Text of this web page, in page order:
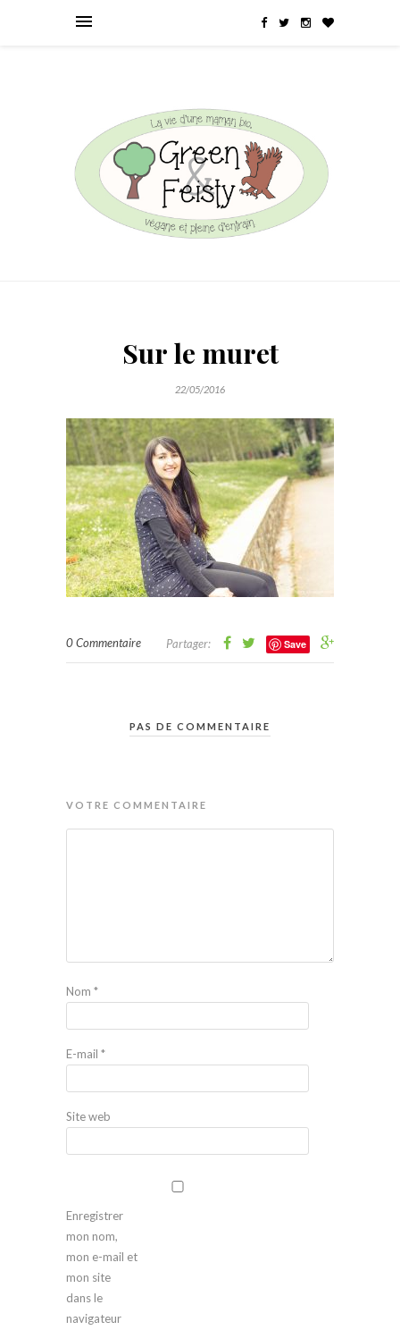
Sur le muret
22/05/2016
0 Commentaire Partager: Save
PAS DE COMMENTAIRE
VOTRE COMMENTAIRE
Nom *
E-mail *
Site web
Enregistrer
mon nom,
mon e-mail et
mon site
dans le
navigateur